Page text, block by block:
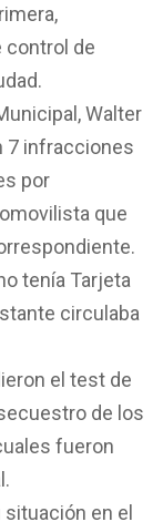
control de
Walter
7 infracciones
por
que
tenía Tarjeta
circulaba
el test de
de los
fueron
en el